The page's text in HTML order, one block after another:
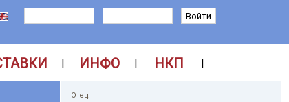
| ИНФО | НКП |
Отец: